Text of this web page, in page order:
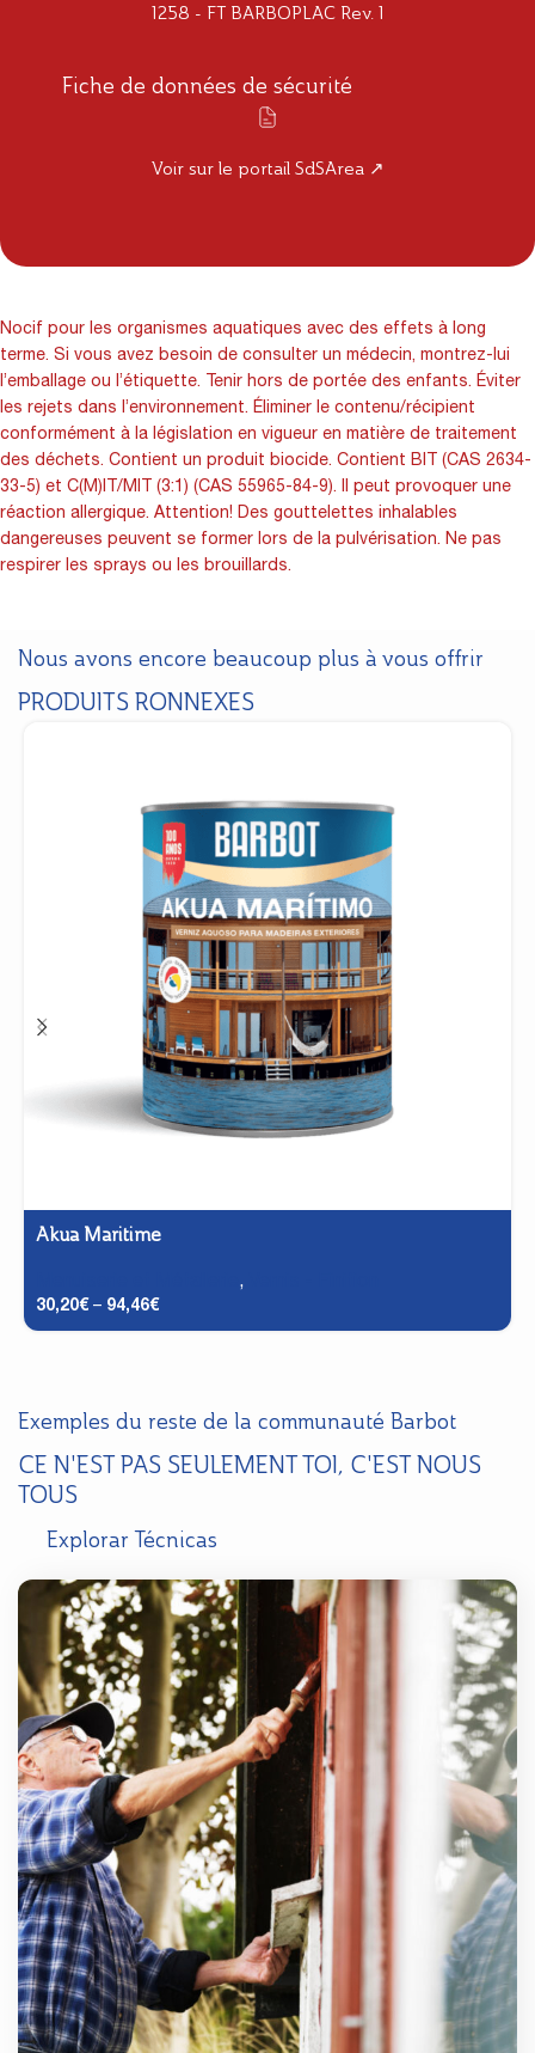
1258 - FT BARBOPLAC Rev. 1
Fiche de données de sécurité
Voir sur le portail SdSArea ↗
Nocif pour les organismes aquatiques avec des effets à long
terme. Si vous avez besoin de consulter un médecin, montrez-lui
l’emballage ou l’étiquette. Tenir hors de portée des enfants. Éviter
les rejets dans l’environnement. Éliminer le contenu/récipient
conformément à la législation en vigueur en matière de traitement
des déchets. Contient un produit biocide. Contient BIT (CAS 2634-
33-5) et C(M)IT/MIT (3:1) (CAS 55965-84-9). Il peut provoquer une
réaction allergique. Attention! Des gouttelettes inhalables
dangereuses peuvent se former lors de la pulvérisation. Ne pas
respirer les sprays ou les brouillards.
Nous avons encore beaucoup plus à vous offrir
PRODUITS RONNEXES
Akua Maritime
,
30,20€ – 94,46€
Exemples du reste de la communauté Barbot
CE N'EST PAS SEULEMENT TOI, C'EST NOUS
TOUS
Explorar Técnicas